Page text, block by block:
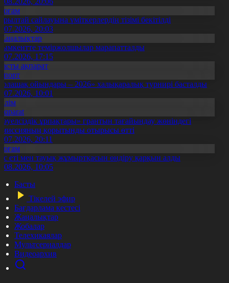
сайлауына үміткерлердің тізімі бекітілді
20:03
теміржолшылар марапатталды
17:15
ақпарат
ойындары – 2026» халықаралық турнирі басталды
10:01
ұрпақтары» грантын тағайындау жөніндегі
қорытынды отырысы өтті
20:11
еті мен тауық жұмыртқасын өндіру қарқын алды
10:05
Басты
Тікелей эфир
Бағдарлама кестесі
Жаңалықтар
Жобалар
Телехикаялар
Мультсериалдар
Видеоархив